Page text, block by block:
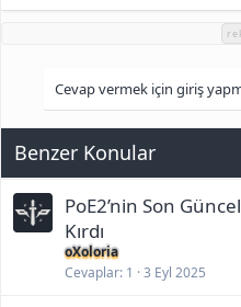
Cevap vermek için giriş
Benzer Konular
PoE2’nin Son
Kırdı
oXoloria
Cevaplar 1 3 Eyl 2025